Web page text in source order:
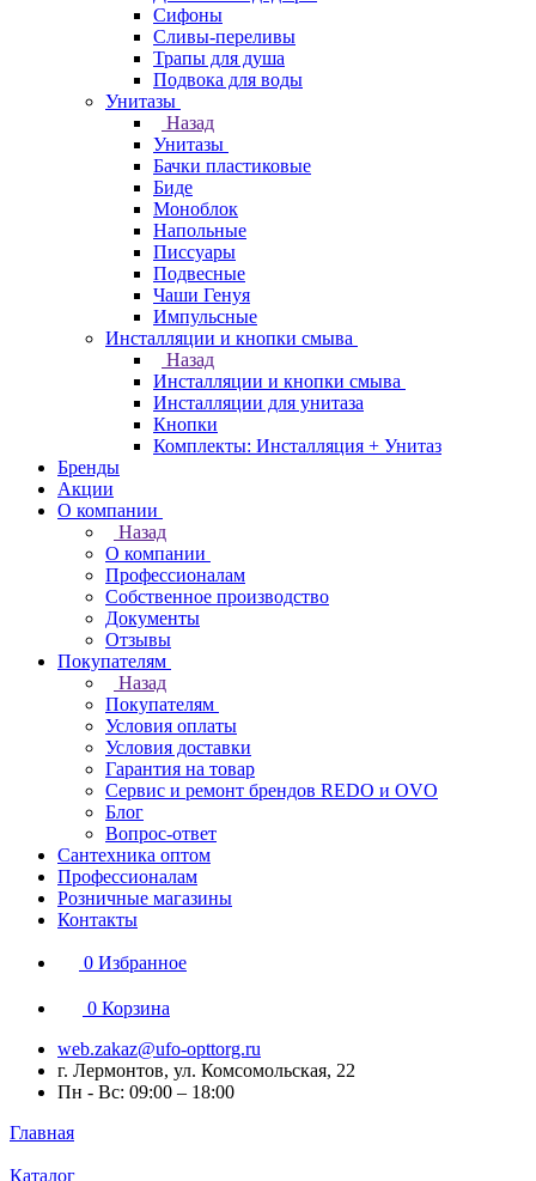
Сифоны
Сливы-переливы
Трапы для душа
Подвока для воды
Унитазы
Назад
Унитазы
Бачки пластиковые
Биде
Моноблок
Напольные
Писсуары
Подвесные
Чаши Генуя
Импульсные
Инсталляции и кнопки смыва
Назад
Инсталляции и кнопки смыва
Инсталляции для унитаза
Кнопки
Комплекты: Инсталляция + Унитаз
Бренды
Акции
О компании
Назад
О компании
Профессионалам
Собственное производство
Документы
Отзывы
Покупателям
Назад
Покупателям
Условия оплаты
Условия доставки
Гарантия на товар
Сервис и ремонт брендов REDO и OVO
Блог
Вопрос-ответ
Сантехника оптом
Профессионалам
Розничные магазины
Контакты
0 Избранное
0 Корзина
web.zakaz@ufo-opttorg.ru
г. Лермонтов, ул. Комсомольская, 22
Пн - Вс: 09:00 – 18:00
Главная
Каталог